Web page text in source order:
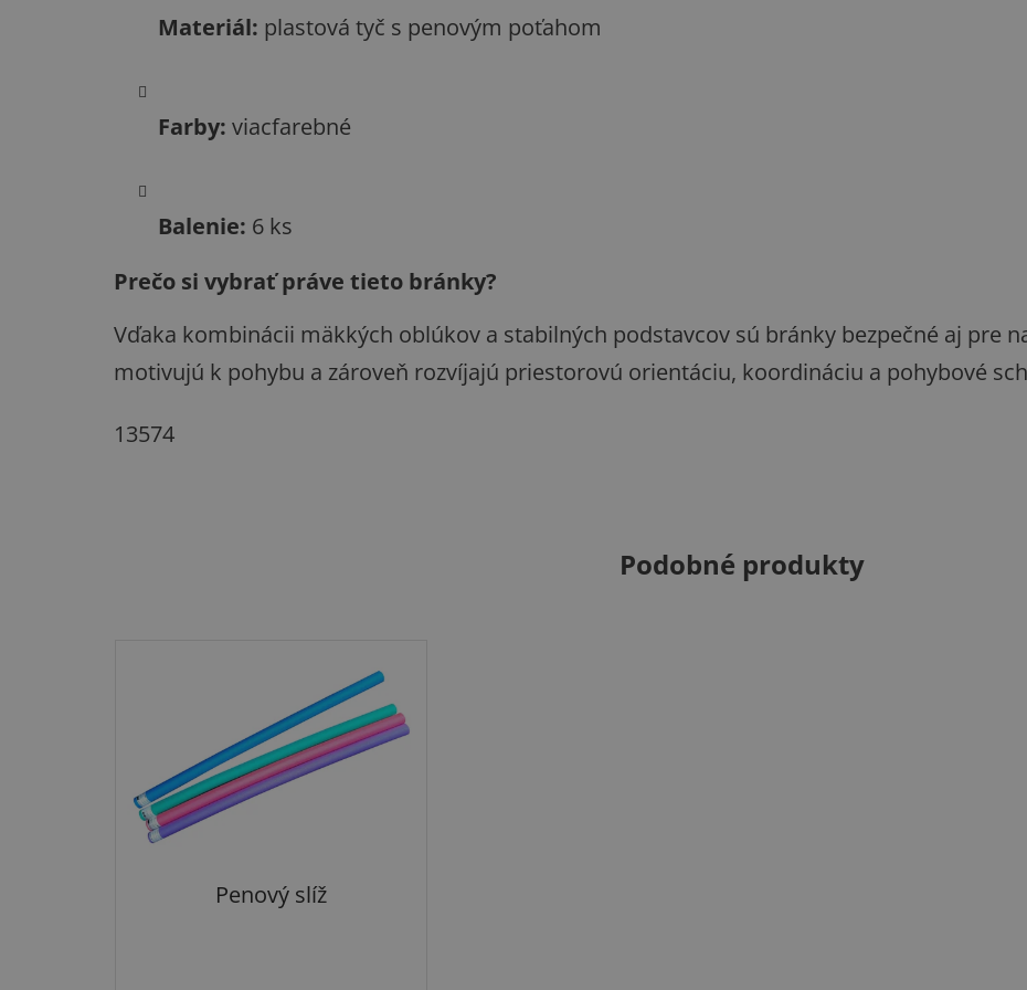
Materiál: plastová tyč s penovým poťahom
Farby: viacfarebné
Balenie: 6 ks
Prečo si vybrať práve tieto bránky?
Vďaka kombinácii mäkkých oblúkov a stabilných podstavcov sú bránky bezpečné aj pre
motivujú k pohybu a zároveň rozvíjajú priestorovú orientáciu, koordináciu a pohybové
13574
Podobné produkty
Penový slíž